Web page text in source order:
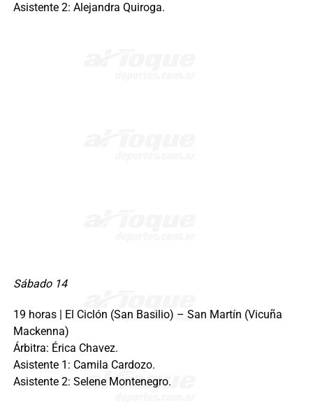
Asistente 2: Alejandra Quiroga.
Sábado 14
19 horas | El Ciclón (San Basilio) – San Martín (Vicuña
Mackenna)
Árbitra: Érica Chavez.
Asistente 1: Camila Cardozo.
Asistente 2: Selene Montenegro.